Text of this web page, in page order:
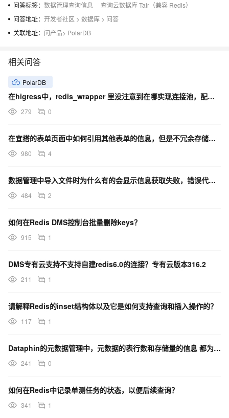
问答标签： 数据管理查询信息
查询云数据库 Tair（兼容 Redis）
问答地址： 开发者社区 > 数据库 > 问答
关联地址： 问产品> PolarDB
相关问答
PolarDB
在higress中，redis_wrapper 里没注意到在哪实现连接池，配置连接池数量的信息？
279 0
在宜搭的表单页面中如何引用其他表单的信息，但是不冗余存储到当前数据管理表中
980 4
数据管理中导入文件时为什么有的会显示信息获取失败，错误代码为141013
484 2
如何在Redis DMS控制台批量删除keys？
915 1
DMS专有云支持不支持自建redis6.0的连接？专有云版本316.2
211 1
请解释Redis的inset结构体以及它是如何支持查询和插入操作的？
117 1
Dataphin的元数据管理中，元数据的表行数和存储量的信息 都为0，但实际是有数据的，啥原因？
241 0
如何在Redis中记录单测任务的状态，以便后续查询？
341 1